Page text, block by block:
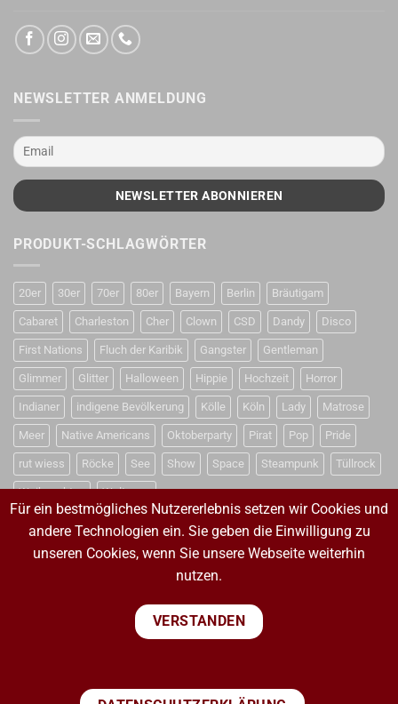
NEWSLETTER ANMELDUNG
PRODUKT-SCHLAGWÖRTER
20er 30er 70er 80er Bayern Berlin Bräutigam
Cabaret Charleston Cher Clown CSD Dandy Disco
First Nations Fluch der Karibik Gangster Gentleman
Glimmer Glitter Halloween Hippie Hochzeit Horror
Indianer indigene Bevölkerung Kölle Köln Lady Matrose
Meer Native Americans Oktoberparty Pirat Pop Pride
rut wiess Röcke See Show Space Steampunk Tüllrock
Weihnachten Weltraum
VERTRAG WIDERRUFEN
VERTRAG WIDERRUFEN
PayPal Visa MasterCard
Sepa
Für ein bestmögliches Nutzererlebnis setzen wir Cookies und
andere Technologien ein. Sie geben die Einwilligung zu
unseren Cookies, wenn Sie unsere Webseite weiterhin
nutzen.
VERSTANDEN